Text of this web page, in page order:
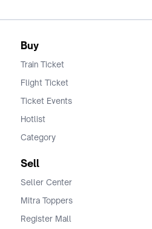
Buy
Train Ticket
Flight Ticket
Ticket Events
Hotlist
Category
Sell
Seller Center
Mitra Toppers
Register Mall